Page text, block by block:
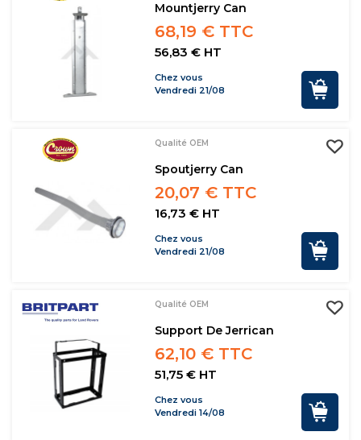
Mountjerry Can
68,19 € TTC
56,83 € HT
Chez vous
Vendredi 21/08
Qualité OEM
Spoutjerry Can
20,07 € TTC
16,73 € HT
Chez vous
Vendredi 21/08
Qualité OEM
Support De Jerrican
62,10 € TTC
51,75 € HT
Chez vous
Vendredi 14/08